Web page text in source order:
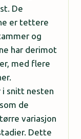
De
er tettere
og
har derimot
med flere
snitt nesten
de
variasjon
Dette